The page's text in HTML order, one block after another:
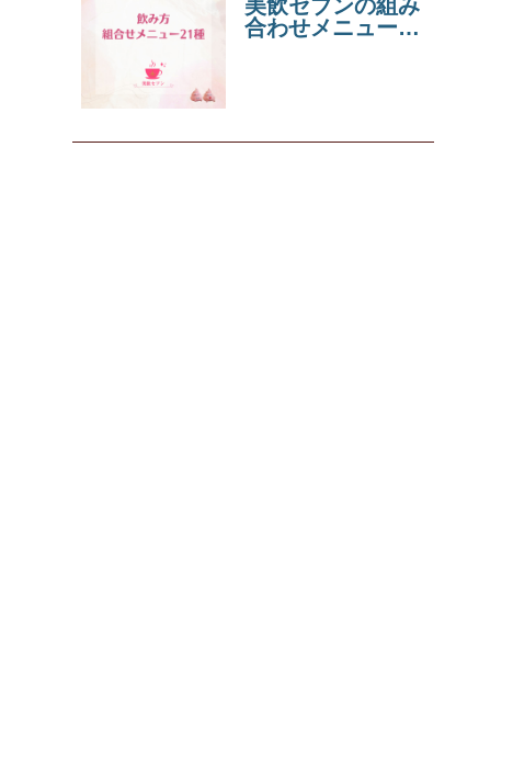
美飲セブンの組み
合わせメニュー…